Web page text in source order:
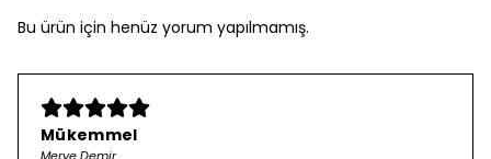
Bu ürün için henüz yorum yapılmamış.
Mükemmel